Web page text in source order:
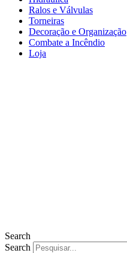
Ralos e Válvulas
Torneiras
Decoração e Organização
Combate a Incêndio
Loja
Search
Search